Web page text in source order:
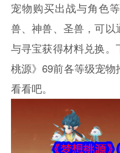
宠物购买出战与角色
兽、神兽、圣兽，可
与寻宝获得材料兑换
桃源》69前各等级宠
看看吧。